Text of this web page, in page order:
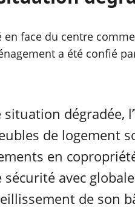
en face du centre
a été confié
dégradée,
de logement
en
avec
de son